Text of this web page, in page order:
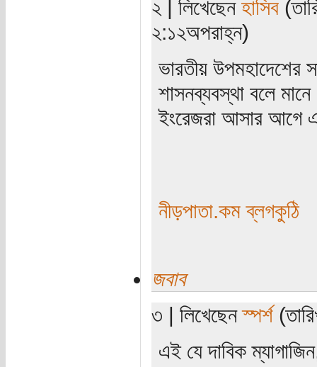
২ | লিখেছেন হাসিব
২:১২অপরাহ্ন)
ভারতীয় উপমহাদেশের
শাসনব্যবস্থা বলে
ইংরেজরা আসার আগে
নীড়পাতা.কম ব্লগকুঠি
জবাব
৩ | লিখেছেনস্পর্শ
এই যে দাবিক